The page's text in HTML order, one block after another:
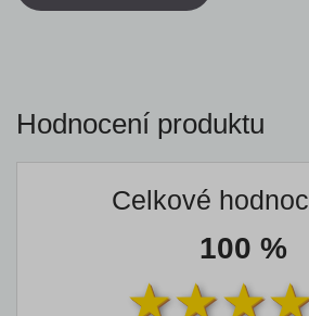
Hodnocení produktu
Celkové
100 %